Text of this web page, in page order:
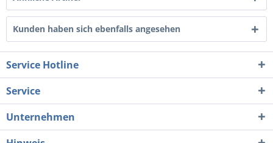
Kunden haben sich ebenfalls angesehen
Service Hotline
Service
Unternehmen